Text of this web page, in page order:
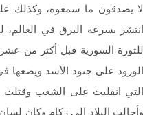
لا يصدقون ما سمعوه، وكذلك
انتشر بسرعة البرق في العالم،
للثورة السورية قبل أكثر من
الورود على جنود الأسد ويضعها
التي انقلبت على الشعب
وأحالت البلاد إلى ركام وكان